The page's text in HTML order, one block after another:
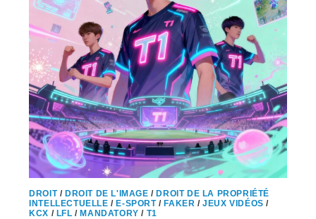
DROIT/DROIT DE L'IMAGE /DROIT DE LA PROPRIÉTÉ
INTELLECTUELLE /E-SPORT/FAKER /JEUX VIDÉOS /
KCX / LFL /MANDATORY / T1